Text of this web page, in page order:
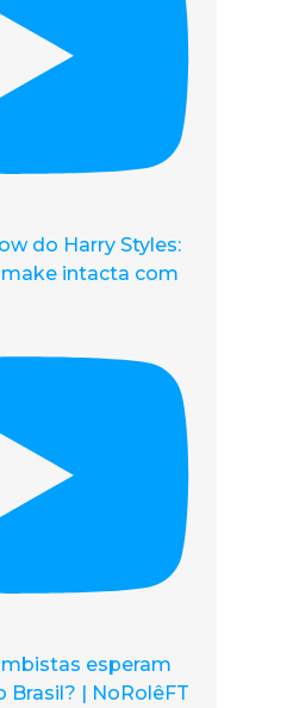
do Harry Styles:
intacta com
esperam
| NoRolêFT